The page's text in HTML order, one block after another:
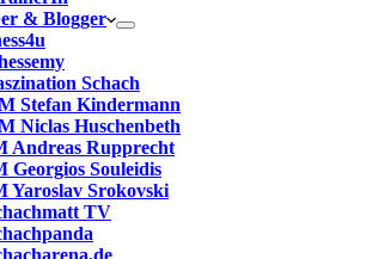
& Blogger
Schach
Stefan Kindermann
Niclas Huschenbeth
Andreas Rupprecht
Georgios Souleidis
Yaroslav Srokovski
TV